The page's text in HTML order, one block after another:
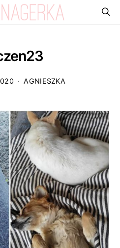
AGNIESZKA